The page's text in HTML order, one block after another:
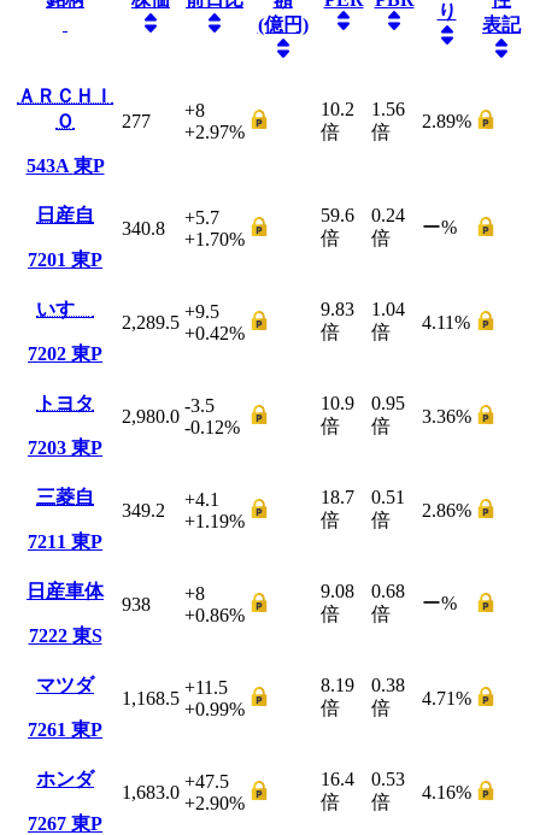
(億円)
り
表記
ＡＲＣＨＩ
Ｏ
543A 東P
277
+8
+2.97%
10.2
倍
1.56
倍
2.89%
日産自
7201 東P
340.8
+5.7
+1.70%
59.6
倍
0.24
倍
ー%
いすゞ
7202 東P
2,289.5
+9.5
+0.42%
9.83
倍
1.04
倍
4.11%
トヨタ
7203 東P
2,980.0
-3.5
-0.12%
10.9
倍
0.95
倍
3.36%
三菱自
7211 東P
349.2
+4.1
+1.19%
18.7
倍
0.51
倍
2.86%
日産車体
7222 東S
938
+8
+0.86%
9.08
倍
0.68
倍
ー%
マツダ
7261 東P
1,168.5
+11.5
+0.99%
8.19
倍
0.38
倍
4.71%
ホンダ
7267 東P
1,683.0
+47.5
+2.90%
16.4
倍
0.53
倍
4.16%